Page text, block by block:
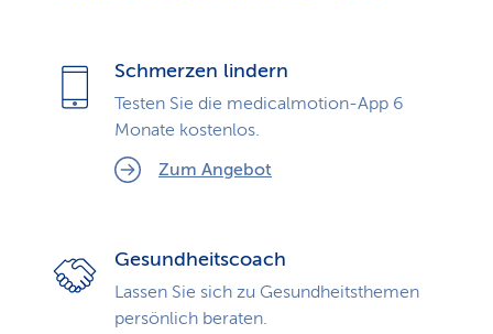
Schmerzen lindern
Testen Sie die medicalmotion-App 6
Monate kostenlos.
Zum Angebot
Gesundheitscoach
Lassen Sie sich zu Gesundheits­themen
persönlich beraten.